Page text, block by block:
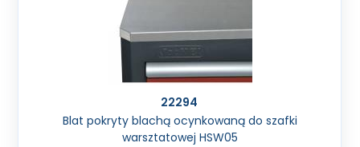
22294
Blat pokryty blachą ocynkowaną do szafki
warsztatowej HSW05